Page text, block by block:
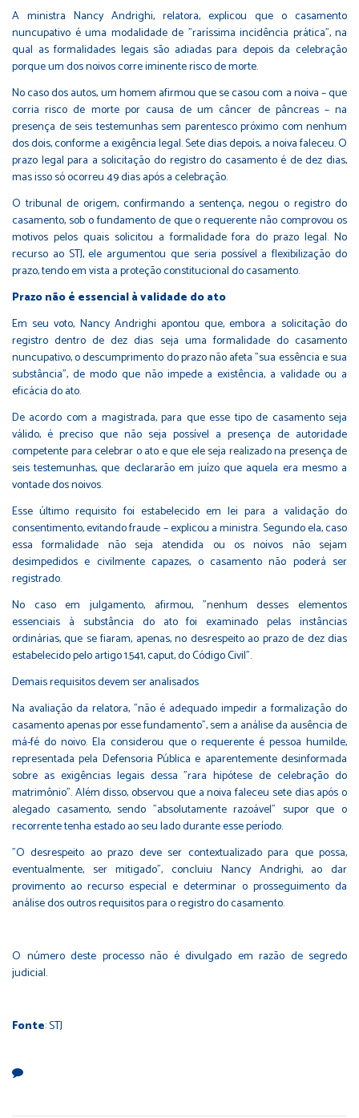
A ministra Nancy Andrighi, relatora, explicou que o casamento
nuncupativo é uma modalidade de "raríssima incidência prática", na
qual as formalidades legais são adiadas para depois da celebração
porque um dos noivos corre iminente risco de morte.
No caso dos autos, um homem afirmou que se casou com a noiva – que
corria risco de morte por causa de um câncer de pâncreas – na
presença de seis testemunhas sem parentesco próximo com nenhum
dos dois, conforme a exigência legal. Sete dias depois, a noiva faleceu. O
prazo legal para a solicitação do registro do casamento é de dez dias,
mas isso só ocorreu 49 dias após a celebração.
O tribunal de origem, confirmando a sentença, negou o registro do
casamento, sob o fundamento de que o requerente não comprovou os
motivos pelos quais solicitou a formalidade fora do prazo legal. No
recurso ao STJ, ele argumentou que seria possível a flexibilização do
prazo, tendo em vista a proteção constitucional do casamento.
Prazo não é essencial à validade do ato
Em seu voto, Nancy Andrighi apontou que, embora a solicitação do
registro dentro de dez dias seja uma formalidade do casamento
nuncupativo, o descumprimento do prazo não afeta "sua essência e sua
substância", de modo que não impede a existência, a validade ou a
eficácia do ato.
De acordo com a magistrada, para que esse tipo de casamento seja
válido, é preciso que não seja possível a presença de autoridade
competente para celebrar o ato e que ele seja realizado na presença de
seis testemunhas, que declararão em juízo que aquela era mesmo a
vontade dos noivos.
Esse último requisito foi estabelecido em lei para a validação do
consentimento, evitando fraude – explicou a ministra. Segundo ela, caso
essa formalidade não seja atendida ou os noivos não sejam
desimpedidos e civilmente capazes, o casamento não poderá ser
registrado.
No caso em julgamento, afirmou, "nenhum desses elementos
essenciais à substância do ato foi examinado pelas instâncias
ordinárias, que se fiaram, apenas, no desrespeito ao prazo de dez dias
estabelecido pelo artigo 1.541, caput, do Código Civil".
Demais requisitos devem ser analisados
Na avaliação da relatora, "não é adequado impedir a formalização do
casamento apenas por esse fundamento", sem a análise da ausência de
má-fé do noivo. Ela considerou que o requerente é pessoa humilde,
representada pela Defensoria Pública e aparentemente desinformada
sobre as exigências legais dessa "rara hipótese de celebração do
matrimônio". Além disso, observou que a noiva faleceu sete dias após o
alegado casamento, sendo "absolutamente razoável" supor que o
recorrente tenha estado ao seu lado durante esse período.
"O desrespeito ao prazo deve ser contextualizado para que possa,
eventualmente, ser mitigado", concluiu Nancy Andrighi, ao dar
provimento ao recurso especial e determinar o prosseguimento da
análise dos outros requisitos para o registro do casamento.
O número deste processo não é divulgado em razão de segredo
judicial.
Fonte: STJ